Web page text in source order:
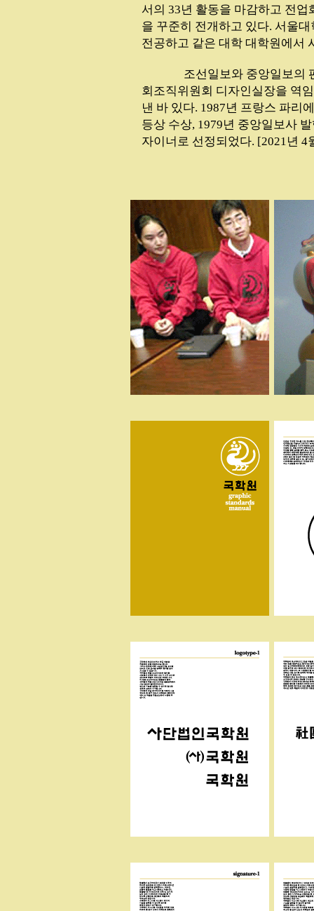
서의 33년 활동을 마감하고 전
을 꾸준히 전개하고 있다. 서울
전공하고 같은 대학 대학원에서
조선일보와 중앙일보의
회조직위원회 디자인실장을 역
낸 바 있다. 1987년 프랑스 파리
등상 수상, 1979년 중앙일보사
자이너로 선정되었다. [2021년